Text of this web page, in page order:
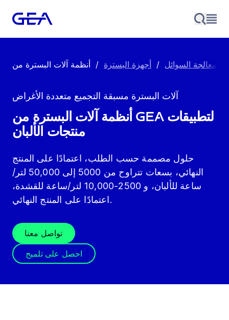
معالجة السوائل / أجهزة البسترة /
آلات البسترة مسبقة التجميع متعددة الأغراض
أنظمة آلات البسترة من GEA لتطبيقات
منتجات الألبان
حلول مصممة حسب الطلب، اعتمادًا على المنتج
النهائي، بسعات تتراوح من 5000 إلى 50,000 لتر/
ساعة للألبان، و 2500-10,000 لتر/ساعة للقشدة،
اعتمادًا على المنتج النهائي.
تواصل معنا
احصل على تلميح